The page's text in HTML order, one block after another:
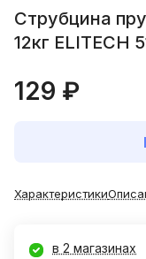
Струбцина
12кг ELITECH
129 ₽
Характеристики
в 2 магазинах